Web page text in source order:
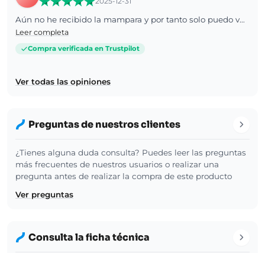
Aún no he recibido la mampara y por tanto solo puedo valorar las imágenes de la web así como latención recibida.
Leer completa
Compra verificada en Trustpilot
Ver todas las opiniones
Preguntas de nuestros clientes
¿Tienes alguna duda consulta? Puedes leer las preguntas
más frecuentes de nuestros usuarios o realizar una
pregunta antes de realizar la compra de este producto
Ver preguntas
Consulta la ficha técnica